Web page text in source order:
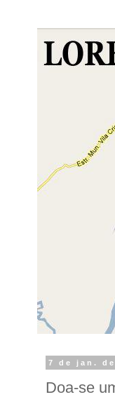
7 de jan. de
Doa-se